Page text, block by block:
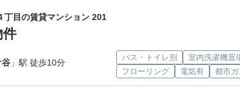
丁目の賃貸マンション 201
件
谷 」駅 徒歩10分
バス・トイレ別 室内洗濯機置
フローリング
電気有 都市ガ